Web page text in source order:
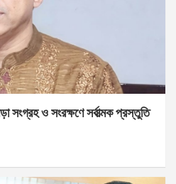
ও সংরক্ষণে সর্বাত্মক প্রস্তুতি